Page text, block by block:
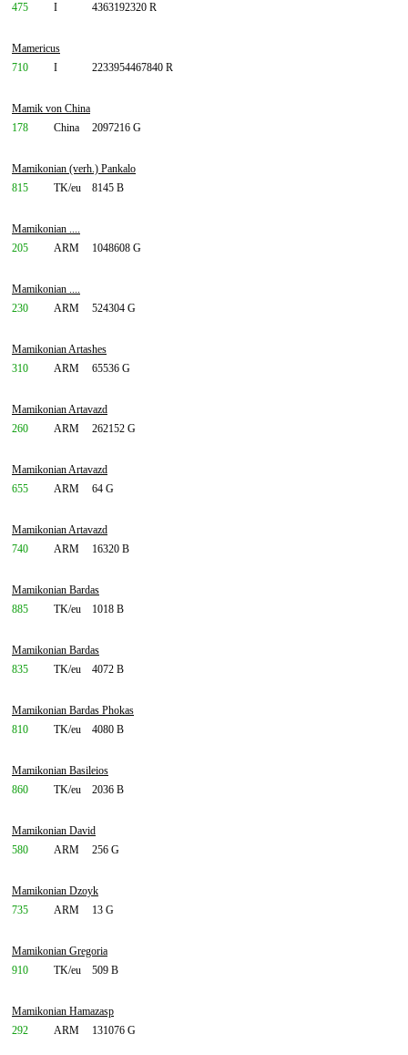
475
I 4363192320 R
Mamericus
710
I 2233954467840 R
Mamik von China
178
China 2097216 G
Mamikonian (verh.) Pankalo
815
TK/eu 8145 B
Mamikonian ....
205
ARM 1048608 G
Mamikonian ....
230
ARM 524304 G
Mamikonian Artashes
310
ARM 65536 G
Mamikonian Artavazd
260
ARM 262152 G
Mamikonian Artavazd
655
ARM 64 G
Mamikonian Artavazd
740
ARM 16320 B
Mamikonian Bardas
885
TK/eu 1018 B
Mamikonian Bardas
835
TK/eu 4072 B
Mamikonian Bardas Phokas
810
TK/eu 4080 B
Mamikonian Basileios
860
TK/eu 2036 B
Mamikonian David
580
ARM 256 G
Mamikonian Dzoyk
735
ARM 13 G
Mamikonian Gregoria
910
TK/eu 509 B
Mamikonian Hamazasp
292
ARM 131076 G